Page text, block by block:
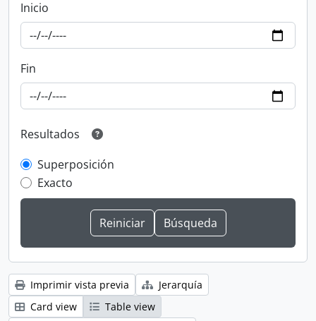
Inicio
Fin
Resultados
Superposición
Exacto
Imprimir vista previa
Jerarquía
Card view
Table view